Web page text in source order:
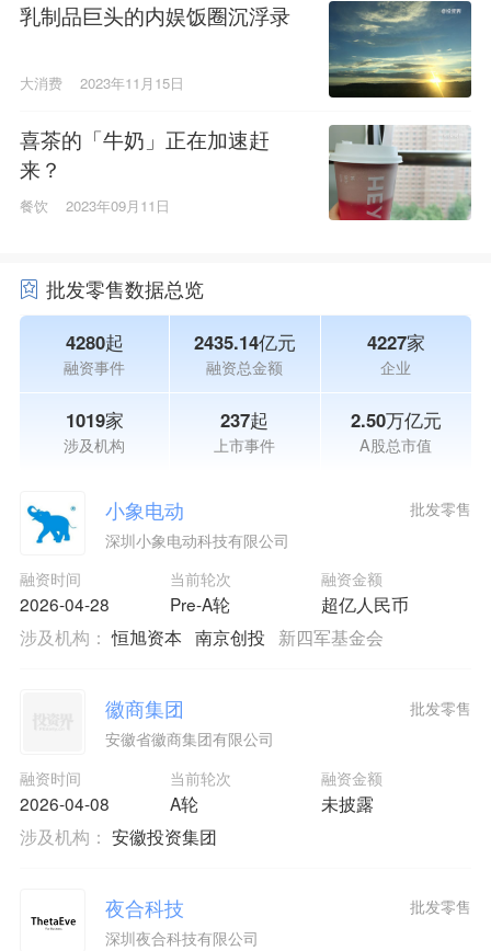
乳制品巨头的内娱饭圈沉浮录
大消费 2023年11月15日
喜茶的「牛奶」正在加速赶
来？
餐饮 2023年09月11日
批发零售数据总览
4280起
融资事件
2435.14亿元
融资总金额
4227家
企业
1019家
涉及机构
237起
上市事件
2.50万亿元
A股总市值
小象电动
深圳小象电动科技有限公司
融资时间
2026-04-28
当前轮次
Pre-A轮
融资金额
超亿人民币
批发零售
涉及机构：恒旭资本 南京创投 新四军基金会
徽商集团
安徽省徽商集团有限公司
融资时间
2026-04-08
当前轮次
A轮
融资金额
未披露
批发零售
涉及机构： 安徽投资集团
夜合科技
深圳夜合科技有限公司
批发零售